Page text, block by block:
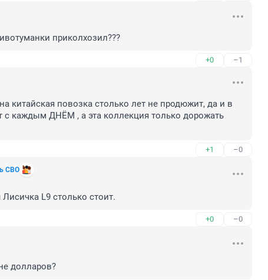
приколхозил???
+0 –1
китайская повозка столько лет не продюжит, да и в
с каждым ДНЁМ , а эта коллекция только дорожать
+1 –0
СВО
L9 столько стоит.
+0 –0
долларов?